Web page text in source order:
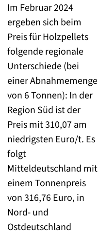
Im Februar 2024
ergeben sich beim
Preis für Holzpellets
folgende regionale
Unterschiede (bei
einer Abnahmemenge
von 6 Tonnen): In der
Region Süd ist der
Preis mit 310,07 am
niedrigsten Euro/t. Es
folgt
Mitteldeutschland mit
einem Tonnenpreis
von 316,76 Euro, in
Nord- und
Ostdeutschland